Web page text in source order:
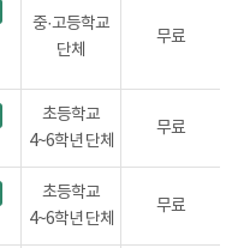
중·고등학교
단체
무료
초등학교
4~6학년 단체
무료
초등학교
4~6학년 단체
무료